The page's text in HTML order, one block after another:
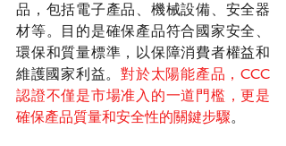
品，包括電子產品、機械設備、安全器
材等。目的是確保產品符合國家安全、
環保和質量標準，以保障消費者權益和
維護國家利益。對於太陽能產品，CCC
認證不僅是市場准入的一道門檻，更是
確保產品質量和安全性的關鍵步驟。